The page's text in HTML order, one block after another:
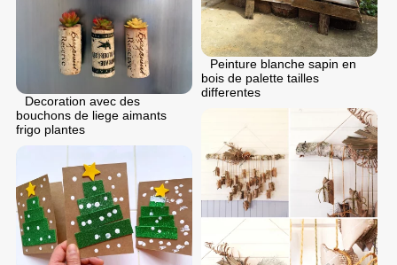
Peinture blanche sapin en
bois de palette tailles
differentes
Decoration avec des
bouchons de liege aimants
frigo plantes